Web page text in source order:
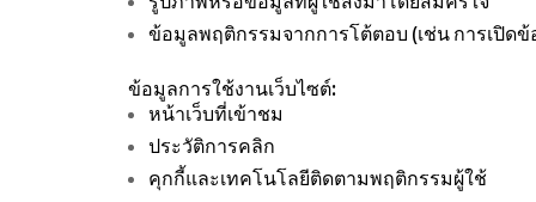
ข้อมูลพฤติกรรมจากการโต้ตอบ (เช่น การเปิด
ข้อมูลการใช้งานเว็บไซต์:
หน้าเว็บที่เข้าชม
ประวัติการคลิก
คุกกี้และเทคโนโลยีติดตามพฤติกรรมผู้ใช้